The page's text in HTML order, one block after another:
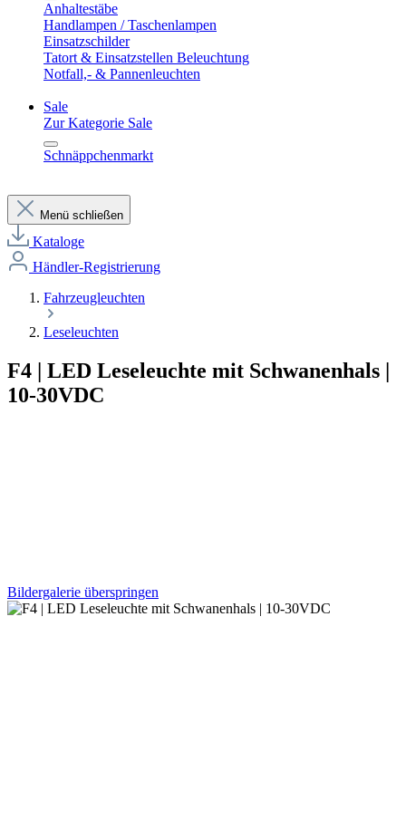
Anhaltestäbe
Handlampen / Taschenlampen
Einsatzschilder
Tatort & Einsatzstellen Beleuchtung
Notfall,- & Pannenleuchten
Sale
Zur Kategorie Sale
Schnäppchenmarkt
Menü schließen
Kataloge
Händler-Registrierung
Fahrzeugleuchten
Leseleuchten
F4 | LED Leseleuchte mit Schwanenhals |
10-30VDC
Bildergalerie überspringen